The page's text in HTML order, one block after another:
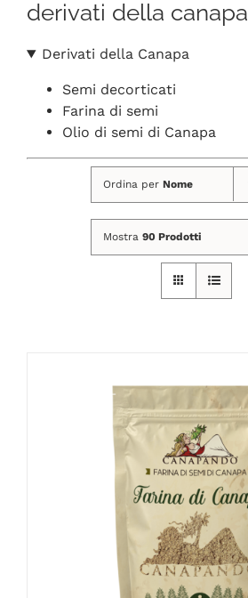
SHOP ONLINE
DELIVERY ROMA
RIVENDITORI
derivati della canapa
Derivati della Canapa
Semi decorticati
Farina di semi
Olio di semi di Canapa
Ordina per Nome
Mostra 90 Prodotti